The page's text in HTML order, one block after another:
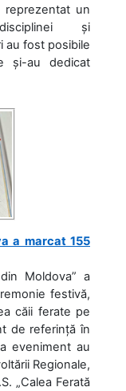
reprezentat un
și
au fost posibile
și-au dedicat
a marcat 155
Moldova” a
festivă,
căii ferate pe
de referință în
eveniment au
Regionale,
„Calea Ferată